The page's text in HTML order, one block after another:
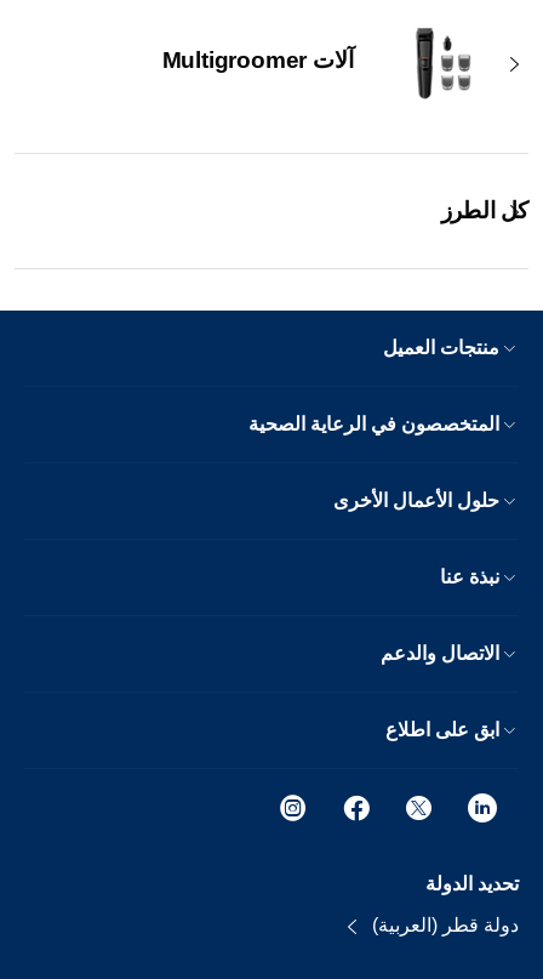
آلات Multigroomer
كل الطرز
منتجات العميل
المتخصصون في الرعاية الصحية
حلول الأعمال الأخرى
نبذة عنا
الاتصال والدعم
ابق على اطلاع
تحديد الدولة
دولة قطر (العربية)